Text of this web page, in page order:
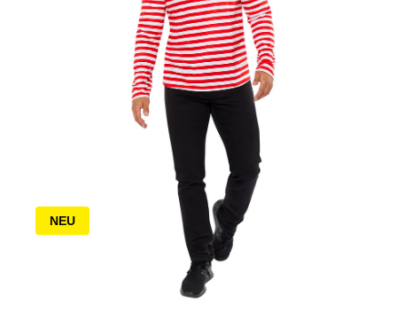
NEU